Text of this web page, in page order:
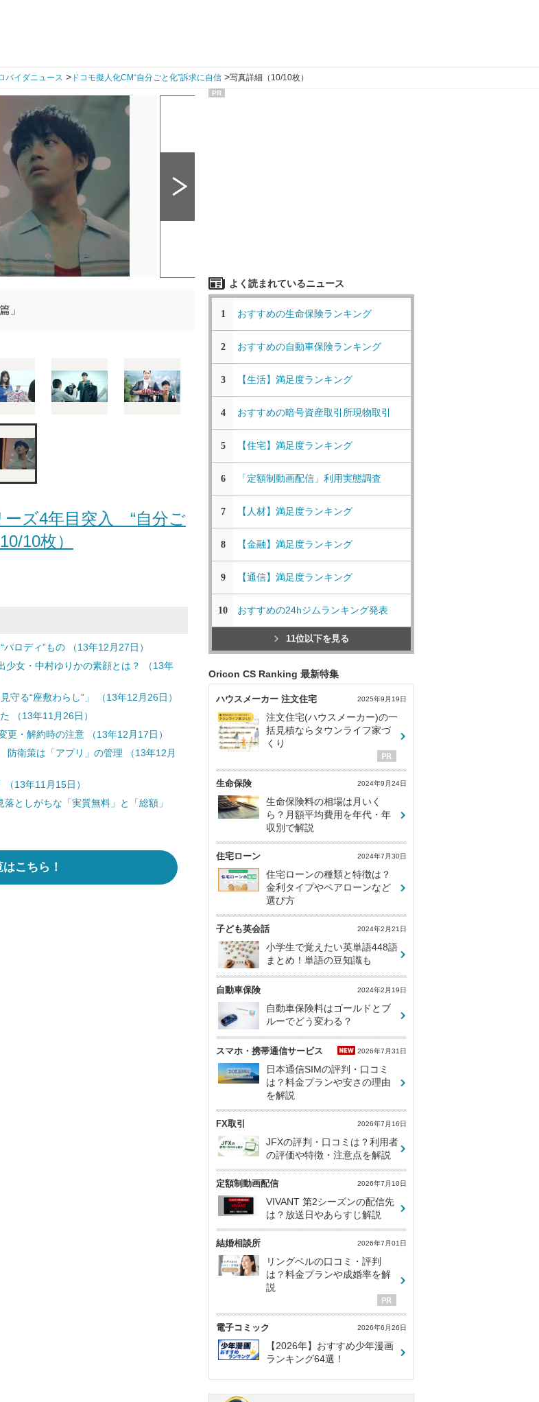
バイダニュース > ドコモ擬人化CM“自分ごと化”訴求に自信 >写真詳細（10/10枚）
」
ーズ4年目突入 “自分ご
10枚）
ロディ”もの （13年12月27日）
少女・中村ゆりかの素顔とは？ （13年
守る“座敷わらし”」 （13年12月26日）
（13年11月26日）
・解約時の注意 （13年12月17日）
防衛策は「アプリ」の管理 （13年12月
13年11月15日）
としがちな「実質無料」と「総額」
こちら！
PR
よく読まれているニュース
1 おすすめの生命保険ランキング
2 おすすめの自動車保険ランキング
3 【生活】満足度ランキング
4 おすすめの暗号資産取引所現物取引
5 【住宅】満足度ランキング
6 「定額制動画配信」利用実態調査
7 【人材】満足度ランキング
8 【金融】満足度ランキング
9 【通信】満足度ランキング
10 おすすめの24hジムランキング発表
11位以下を見る
Oricon CS Ranking 最新特集
ハウスメーカー 注文住宅 2025年9月19日
注文住宅(ハウスメーカー)の一
括見積ならタウンライフ家づ
くり
生命保険 2024年9月24日
生命保険料の相場は月いく
ら？月額平均費用を年代・年
収別で解説
住宅ローン 2024年7月30日
住宅ローンの種類と特徴は？
金利タイプやペアローンなど
選び方
子ども英会話 2024年2月21日
小学生で覚えたい英単語448語
まとめ！単語の豆知識も
自動車保険 2024年2月19日
自動車保険料はゴールドとブ
ルーでどう変わる？
スマホ・携帯通信サービス 2026年7月31日
日本通信SIMの評判・口コミ
は？料金プランや安さの理由
を解説
FX取引 2026年7月16日
JFXの評判・口コミは？利用者
の評価や特徴・注意点を解説
定額制動画配信 2026年7月10日
VIVANT 第2シーズンの配信先
は？放送日やあらすじ解説
結婚相談所 2026年7月01日
リングベルの口コミ・評判
は？料金プランや成婚率を解
説
電子コミック 2026年6月26日
【2026年】おすすめ少年漫画
ランキング64選！